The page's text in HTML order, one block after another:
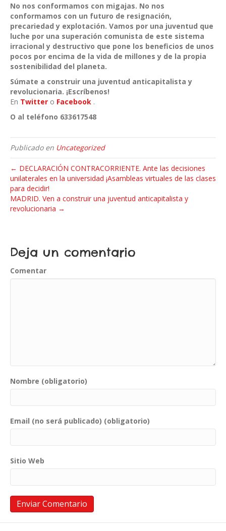
No nos conformamos con migajas. No nos
conformamos con un futuro de resignación,
precariedad y explotación. Vamos por una juventud que
luche por una superación comunista de este sistema
irracional y destructivo que pone los beneficios de unos
pocos por encima de la vida de millones y de la propia
sostenibilidad del planeta.
Súmate a construir una juventud anticapitalista y
revolucionaria. ¡Escríbenos!
En Twitter o Facebook .
O al teléfono 633617548
Publicado en Uncategorized
← DECLARACIÓN CONTRACORRIENTE. Ante las decisiones
unilaterales en la universidad ¡Asambleas virtuales de las clases
para decidir!
MADRID. Ven a construir una juventud anticapitalista y
revolucionaria →
Deja un comentario
Comentar
Nombre (obligatorio)
Email (no será publicado) (obligatorio)
Sitio Web